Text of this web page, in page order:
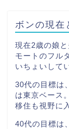
ボンの現在
現在2歳の娘
モートのフル
いちょいして
30代の目標は
は東京ベース
移住も視野に
40代の目標は